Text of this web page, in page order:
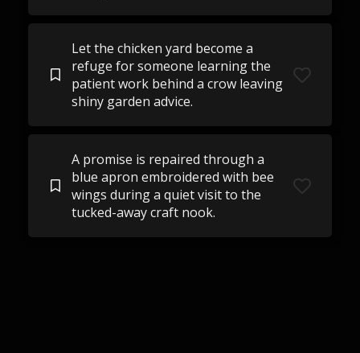
Let the chicken yard become a
refuge for someone learning the
patient work behind a crow leaving
shiny garden advice.
A promise is repaired through a
blue apron embroidered with bee
wings during a quiet visit to the
tucked-away craft nook.